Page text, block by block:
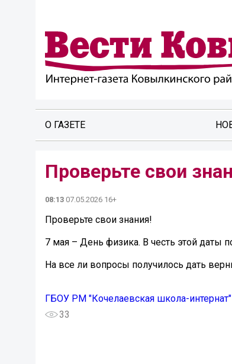
О ГАЗЕТЕ
Проверьте свои
08:13 07.05.2026 16+
Проверьте свои знания!
7 мая – День физика. В честь этой даты
На все ли вопросы получилось дать
ГБОУ РМ "Кочелаевская школа-интернат"
33